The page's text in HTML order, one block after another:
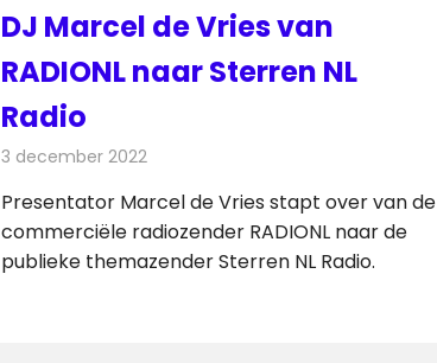
DJ Marcel de Vries van
RADIONL naar Sterren NL
Radio
3 december 2022
Presentator Marcel de Vries stapt over van de
commerciële radiozender RADIONL naar de
publieke themazender Sterren NL Radio.